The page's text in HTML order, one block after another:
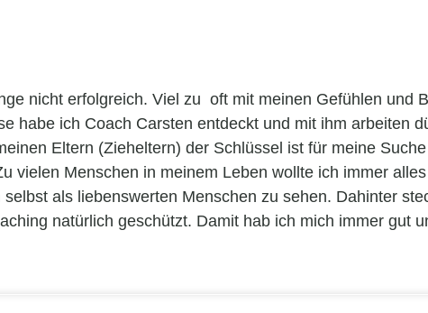
nicht erfolgreich. Viel zu oft mit meinen Gefühlen und
habe ich Coach Carsten entdeckt und mit ihm arbeiten
Eltern (Zieheltern) der Schlüssel ist für meine
vielen Menschen in meinem Leben wollte ich immer
als liebenswerten Menschen zu sehen. Dahinter
natürlich geschützt. Damit hab ich mich immer gut